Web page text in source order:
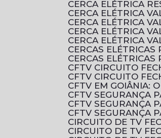
CERCA ELÉTRICA
CERCA ELÉTRICA
CERCA ELÉTRICA
CERCA ELÉTRICA
CERCA ELÉTRICA
CERCAS
CERCAS
CFTV CIRCUITO
CFTV CIRCUITO
CFTV EM GOIÂNIA:
CFTV SEGURANÇA
CFTV SEGURANÇA
CFTV SEGURANÇA
CIRCUITO DE TV
CIRCUITO DE TV